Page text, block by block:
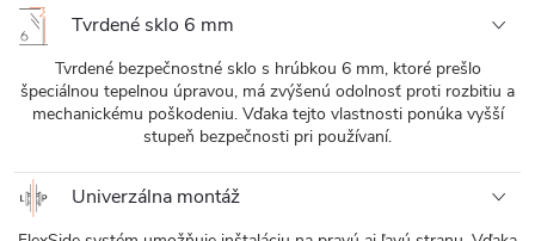
Tvrdené sklo 6 mm
Tvrdené bezpečnostné sklo s hrúbkou 6 mm, ktoré prešlo
špeciálnou tepelnou úpravou, má zvýšenú odolnosť proti rozbitiu a
mechanickému poškodeniu. Vďaka tejto vlastnosti ponúka vyšší
stupeň bezpečnosti pri používaní.
Univerzálna montáž